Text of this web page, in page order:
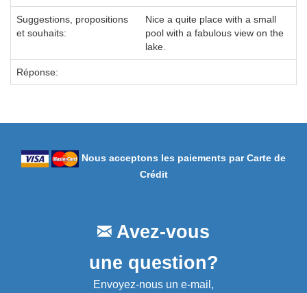
Suggestions, propositions
et souhaits:
Nice a quite place with a small
pool with a fabulous view on the
lake.
Réponse:
Nous acceptons les paiements par Carte de
Crédit
Avez-vous
une question?
Envoyez-nous un e-mail,